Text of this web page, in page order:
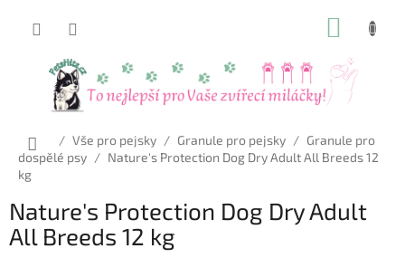
Domů
/ Vše pro pejsky / Granule pro pejsky / Granule pro
dospělé psy / Nature's Protection Dog Dry Adult All Breeds 12
kg
Nature's Protection Dog Dry Adult
All Breeds 12 kg